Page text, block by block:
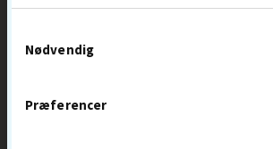
Nødvendig
PræferencerGOLFBOLDE